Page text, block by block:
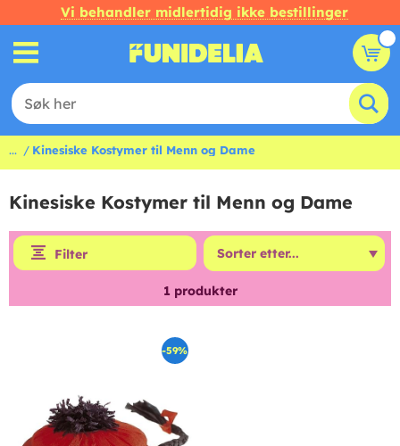
Vi behandler midlertidig ikke bestillinger
... Kinesiske Kostymer til Menn og Dame
Kinesiske Kostymer til Menn og Dame
Filter
1 produkter
-59%